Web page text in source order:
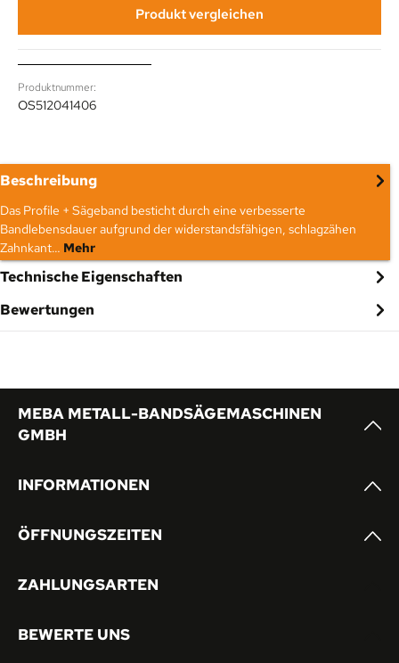
Produkt vergleichen
Produktnummer:
OS512041406
Beschreibung
Das Profile + Sägeband besticht durch eine verbesserte
Bandlebensdauer aufgrund der widerstandsfähigen, schlagzähen
Zahnkant… Mehr
Technische Eigenschaften
Bewertungen
MEBA METALL-BANDSÄGEMASCHINEN
GMBH
INFORMATIONEN
ÖFFNUNGSZEITEN
ZAHLUNGSARTEN
BEWERTE UNS